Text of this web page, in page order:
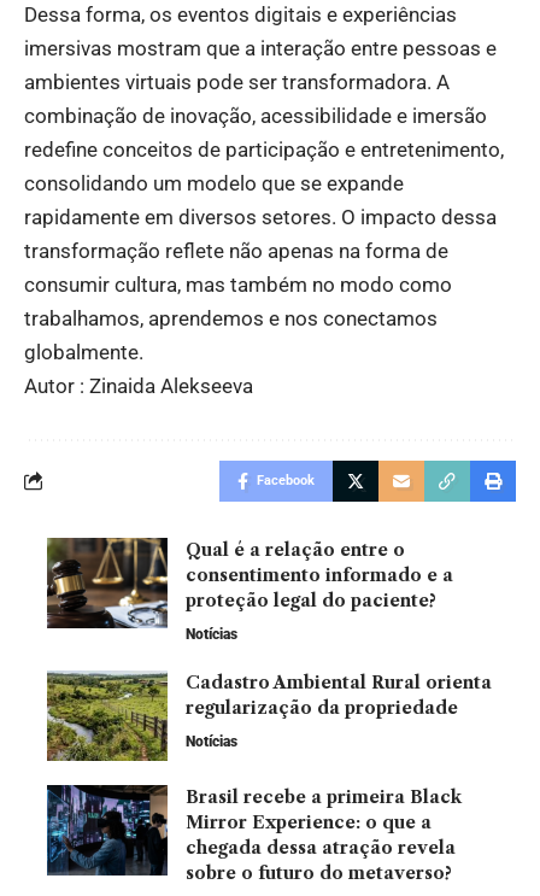
Dessa forma, os eventos digitais e experiências
imersivas mostram que a interação entre pessoas e
ambientes virtuais pode ser transformadora. A
combinação de inovação, acessibilidade e imersão
redefine conceitos de participação e entretenimento,
consolidando um modelo que se expande
rapidamente em diversos setores. O impacto dessa
transformação reflete não apenas na forma de
consumir cultura, mas também no modo como
trabalhamos, aprendemos e nos conectamos
globalmente.
Autor : Zinaida Alekseeva
Facebook
Qual é a relação entre o
consentimento informado e a
proteção legal do paciente?
Notícias
Cadastro Ambiental Rural orienta
regularização da propriedade
Notícias
Brasil recebe a primeira Black
Mirror Experience: o que a
chegada dessa atração revela
sobre o futuro do metaverso?